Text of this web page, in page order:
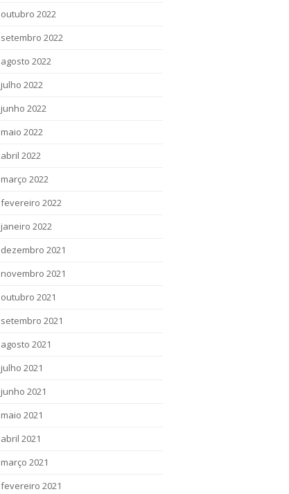
outubro 2022
setembro 2022
agosto 2022
julho 2022
junho 2022
maio 2022
abril 2022
março 2022
fevereiro 2022
janeiro 2022
dezembro 2021
novembro 2021
outubro 2021
setembro 2021
agosto 2021
julho 2021
junho 2021
maio 2021
abril 2021
março 2021
fevereiro 2021